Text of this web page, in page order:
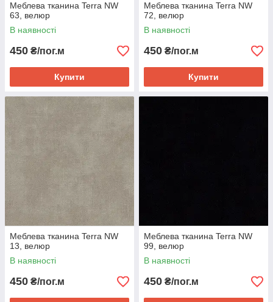
Меблева тканина Terra NW
63, велюр
В наявності
450 ₴/пог.м
Купити
Меблева тканина Terra NW
72, велюр
В наявності
450 ₴/пог.м
Купити
Меблева тканина Terra NW
13, велюр
В наявності
450 ₴/пог.м
Меблева тканина Terra NW
99, велюр
В наявності
450 ₴/пог.м